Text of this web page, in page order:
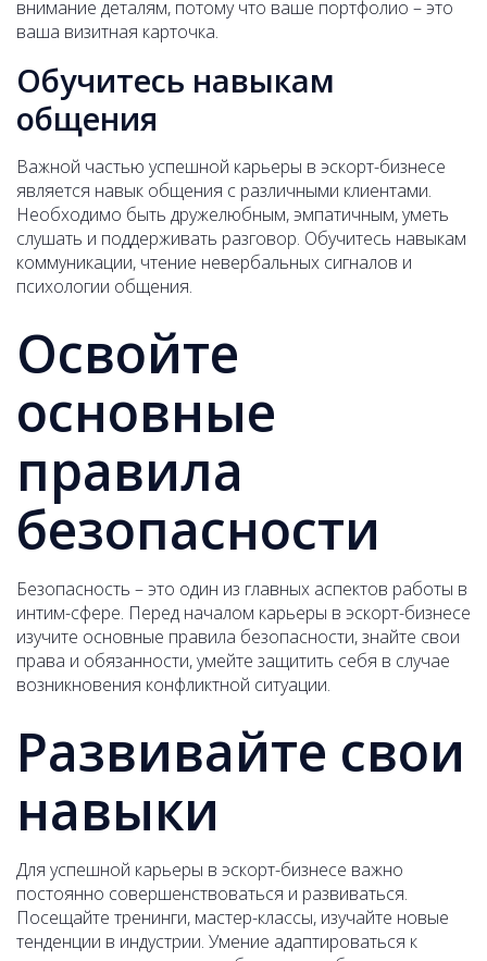
внимание деталям, потому что ваше портфолио – это
ваша визитная карточка.
Обучитесь навыкам
общения
Важной частью успешной карьеры в эскорт-бизнесе
является навык общения с различными клиентами.
Необходимо быть дружелюбным, эмпатичным, уметь
слушать и поддерживать разговор. Обучитесь навыкам
коммуникации, чтение невербальных сигналов и
психологии общения.
Освойте
основные
правила
безопасности
Безопасность – это один из главных аспектов работы в
интим-сфере. Перед началом карьеры в эскорт-бизнесе
изучите основные правила безопасности, знайте свои
права и обязанности, умейте защитить себя в случае
возникновения конфликтной ситуации.
Развивайте свои
навыки
Для успешной карьеры в эскорт-бизнесе важно
постоянно совершенствоваться и развиваться.
Посещайте тренинги, мастер-классы, изучайте новые
тенденции в индустрии. Умение адаптироваться к